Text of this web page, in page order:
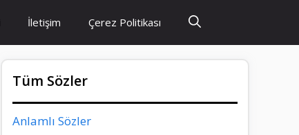
İletişim Çerez Politikası
Tüm Sözler
Anlamlı Sözler